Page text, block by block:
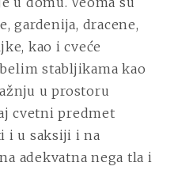
gardenija, dracene,
kao i cveće
stabljikama kao
u prostoru
cvetni predmet
i u saksiji i na
adekvatna nega tla i